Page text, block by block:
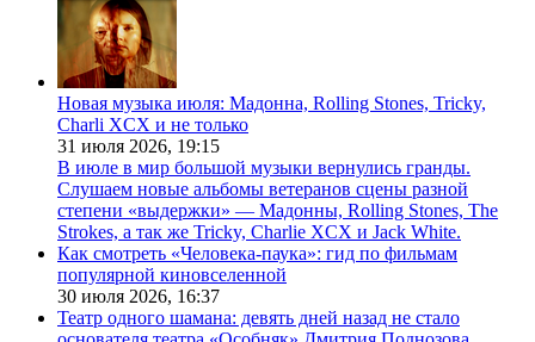
Новая музыка июля: Мадонна, Rolling Stones, Tricky,
Charli XCX и не только
31 июля 2026, 19:15
В июле в мир большой музыки вернулись гранды.
Слушаем новые альбомы ветеранов сцены разной
степени «выдержки» — Мадонны, Rolling Stones, The
Strokes, а так же Tricky, Charlie XCX и Jack White.
Как смотреть «Человека-паука»: гид по фильмам
популярной киновселенной
30 июля 2026, 16:37
Театр одного шамана: девять дней назад не стало